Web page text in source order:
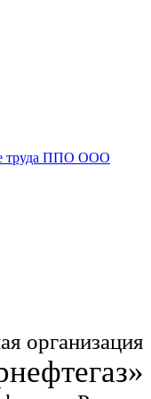
труда ППО ООО
организация